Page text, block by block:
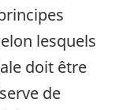
lesquels
doit être
de